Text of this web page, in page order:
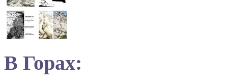
В Горах: